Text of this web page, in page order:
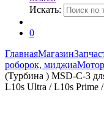
Искать:
0
ГлавнаяМагазин
роборок, миджиа
(Турбина ) MSD-C-3
L10s Ultra / L10s Prime